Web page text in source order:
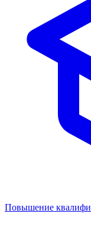
Повышение